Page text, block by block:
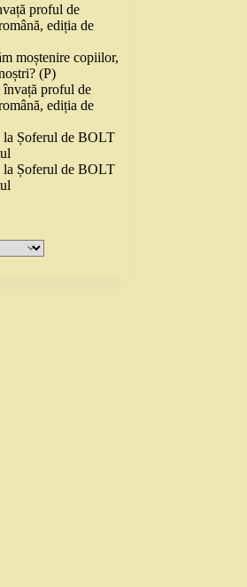
proful de
ediția de
moștenire copiilor,
(P)
învață proful de
ediția de
la Șoferul de BOLT
la Șoferul de BOLT